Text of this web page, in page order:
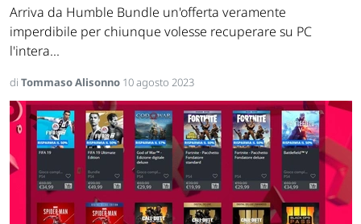
Arriva da Humble Bundle un'offerta veramente
imperdibile per chiunque volesse recuperare su PC
l'intera...
di Tommaso Alisonno 10 agosto 2023